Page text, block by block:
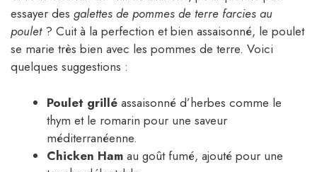
essayer des galettes de pommes de terre farcies au
poulet? Cuit à la perfection et bien assaisonné, le poulet
se marie très bien avec les pommes de terre. Voici
quelques suggestions :
Poulet grillé assaisonné d’herbes comme le
thym et le romarin pour une saveur
méditerranéenne.
Chicken Ham au goût fumé, ajouté pour une